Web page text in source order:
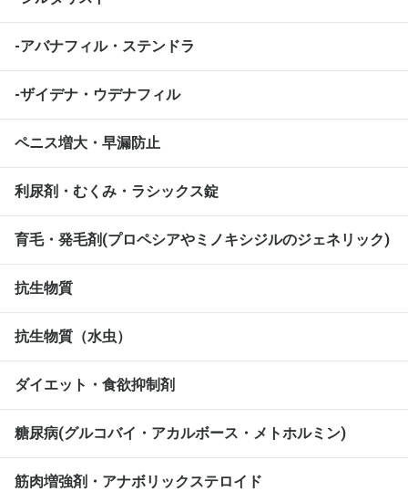
-アバナフィル・ステンドラ
-ザイデナ・ウデナフィル
ペニス増大・早漏防止
利尿剤・むくみ・ラシックス錠
育毛・発毛剤(プロペシアやミノキシジルのジェネリック)
抗生物質
抗生物質（水虫）
ダイエット・食欲抑制剤
糖尿病(グルコバイ・アカルボース・メトホルミン)
筋肉増強剤・アナボリックステロイド